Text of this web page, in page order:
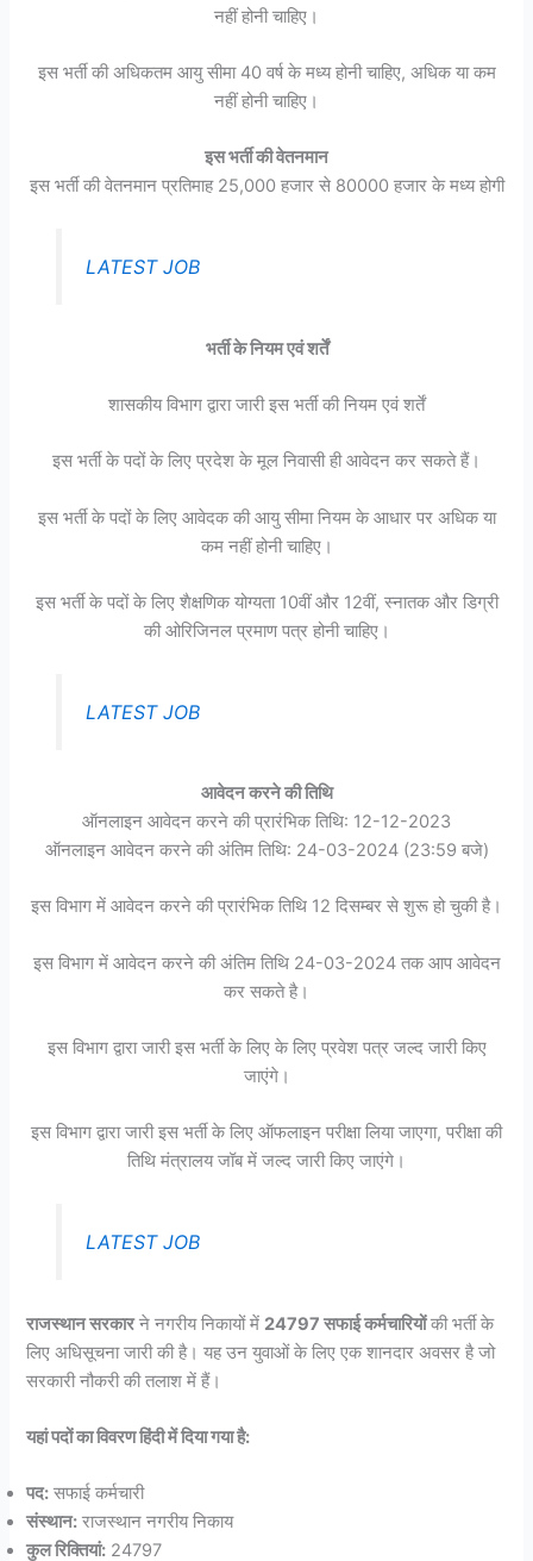
नहीं होनी चाहिए।
इस भर्ती की अधिकतम आयु सीमा 40 वर्ष के मध्य होनी चाहिए, अधिक या कम
नहीं होनी चाहिए।
इस भर्ती की वेतनमान
इस भर्ती की वेतनमान प्रतिमाह 25,000 हजार से 80000 हजार के मध्य होगी
LATEST JOB
भर्ती के नियम एवं शर्तें
शासकीय विभाग द्वारा जारी इस भर्ती की नियम एवं शर्तें
इस भर्ती के पदों के लिए प्रदेश के मूल निवासी ही आवेदन कर सकते हैं।
इस भर्ती के पदों के लिए आवेदक की आयु सीमा नियम के आधार पर अधिक या
कम नहीं होनी चाहिए।
इस भर्ती के पदों के लिए शैक्षणिक योग्यता 10वीं और 12वीं, स्नातक और डिग्री
की ओरिजिनल प्रमाण पत्र होनी चाहिए।
LATEST JOB
आवेदन करने की तिथि
ऑनलाइन आवेदन करने की प्रारंभिक तिथि: 12-12-2023
ऑनलाइन आवेदन करने की अंतिम तिथि: 24-03-2024 (23:59 बजे)
इस विभाग में आवेदन करने की प्रारंभिक तिथि 12 दिसम्बर से शुरू हो चुकी है।
इस विभाग में आवेदन करने की अंतिम तिथि 24-03-2024 तक आप आवेदन
कर सकते है।
इस विभाग द्वारा जारी इस भर्ती के लिए के लिए प्रवेश पत्र जल्द जारी किए
जाएंगे।
इस विभाग द्वारा जारी इस भर्ती के लिए ऑफलाइन परीक्षा लिया जाएगा, परीक्षा की
तिथि मंत्रालय जॉब में जल्द जारी किए जाएंगे।
LATEST JOB
राजस्थान सरकारने नगरीय निकायों में 24797 सफाई कर्मचारियोंकी भर्ती के
लिए अधिसूचना जारी की है। यह उन युवाओं के लिए एक शानदार अवसर है जो
सरकारी नौकरी की तलाश में हैं।
यहां पदों का विवरण हिंदी में दिया गया है:
पद: सफाई कर्मचारी
संस्थान: राजस्थान नगरीय निकाय
कुल रिक्तियां: 24797